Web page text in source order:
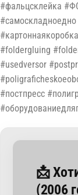
#фальцсклейка
#foldergluing
#usedversor
#постпресс
📩
(2006